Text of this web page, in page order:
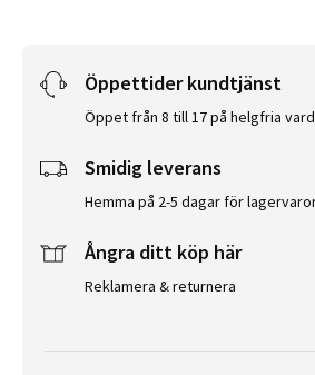
Öppettider kundtjänst
Öppet från 8 till 17 på helgfria
Smidig leverans
Hemma på 2-5 dagar för
Ångra ditt köp här
Reklamera & returnera